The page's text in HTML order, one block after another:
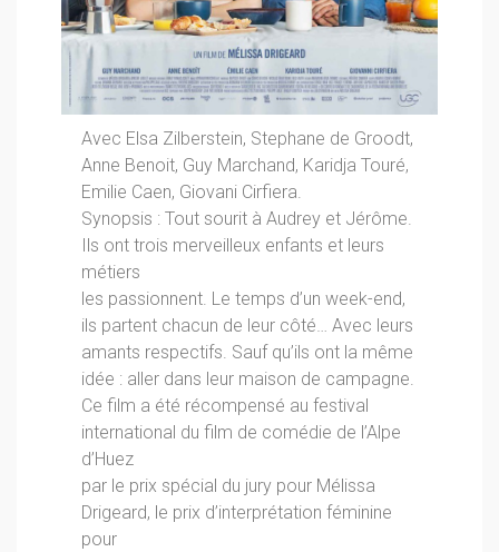
Avec Elsa Zilberstein, Stephane de Groodt,
Anne Benoit, Guy Marchand, Karidja Touré,
Emilie Caen, Giovani Cirfiera.
Synopsis : Tout sourit à Audrey et Jérôme.
Ils ont trois merveilleux enfants et leurs
métiers
les passionnent. Le temps d’un week-end,
ils partent chacun de leur côté… Avec leurs
amants respectifs. Sauf qu’ils ont la même
idée : aller dans leur maison de campagne.
Ce film a été récompensé au festival
international du film de comédie de l’Alpe
d’Huez
par le prix spécial du jury pour Mélissa
Drigeard, le prix d’interprétation féminine
pour